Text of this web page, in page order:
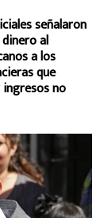
señalaron
al
a los
que
no